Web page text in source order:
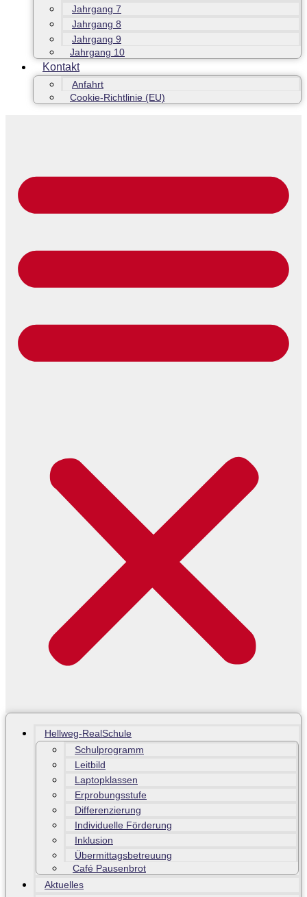
Jahrgang 7
Jahrgang 8
Jahrgang 9
Jahrgang 10
Kontakt
Anfahrt
Cookie-Richtlinie (EU)
Hellweg-RealSchule
Schulprogramm
Leitbild
Laptopklassen
Erprobungsstufe
Differenzierung
Individuelle Förderung
Inklusion
Übermittagsbetreuung
Café Pausenbrot
Aktuelles